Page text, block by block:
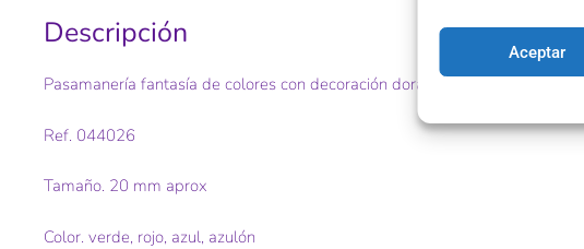
Aceptar
Descripción
Pasamanería fantasía de colores con decoración dorada
Ref. 044026
Tamaño. 20 mm aprox
Color. verde, rojo, azul, azulón